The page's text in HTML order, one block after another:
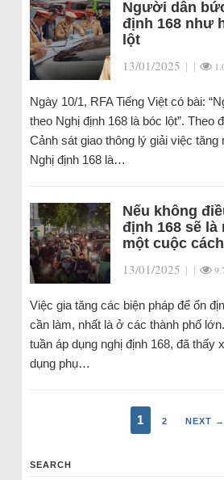
Người dân
định 168 như
lột
13/01/2025 | |
Ngày 10/1, RFA Tiếng Việt có bài:
theo Nghị định 168 là bóc lột”. Theo
Cảnh sát giao thông lý giải việc
Nghị định 168 là…
Nếu không
định 168 sẽ là
một cuộc
13/01/2025 | |
Việc gia tăng các biện pháp để ổn
cần làm, nhất là ở các thành phố
tuần áp dụng nghị định 168, đã thấy
dụng phụ…
1 2 NEXT →
SEARCH